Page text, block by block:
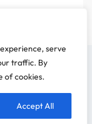
serve
traffic. By
of cookies.
Accept All
19,99€
intéresse avant de